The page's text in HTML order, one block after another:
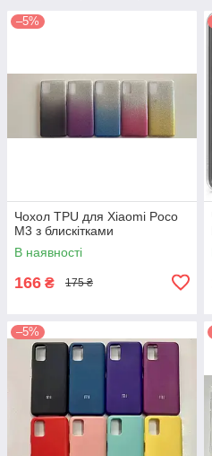
–5%
Чохол TPU для Xiaomi Poco
M3 з блискітками
В наявності
166 ₴ 175 ₴
–5%